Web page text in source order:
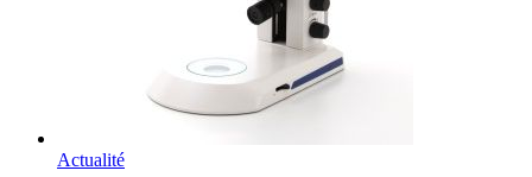
Actualité